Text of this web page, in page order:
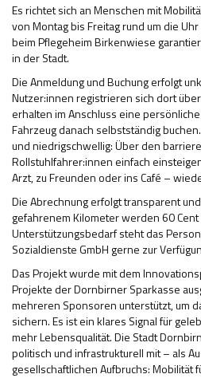
Es richtet sich an Menschen mit
von Montag bis Freitag rund um die
beim Pflegeheim Birkenwiese
in der Stadt.
Die Anmeldung und Buchung erfolgt
Nutzer:innen registrieren sich dort
erhalten im Anschluss eine
Fahrzeug danach selbstständig
und niedrigschwellig: Über den
Rollstuhlfahrer:innen einfach
Arzt, zu Freunden oder ins Café –
Die Abrechnung erfolgt transparent
gefahrenem Kilometer werden 60
Unterstützungsbedarf steht das
Sozialdienste GmbH gerne zur
Das Projekt wurde mit dem
Projekte der Dornbirner Sparkasse
mehreren Sponsoren unterstützt, um
sichern. Es ist ein klares Signal für
mehr Lebensqualität. Die Stadt
politisch und infrastrukturell mit – als
gesellschaftlichen Aufbruchs: Mobilität
Kindheit und Jugend
Selbsthilfe und Selbstvertretung
Pflege, Pflegende Angehörige
Unterstützung, Beratung,
Wohnen